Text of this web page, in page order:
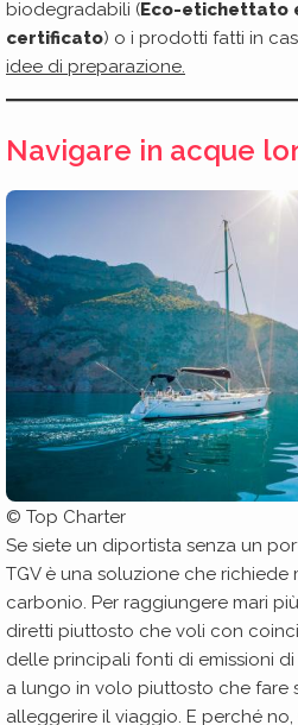
biodegradabili (Eco-etichettato
certificato) o i prodotti fatti in
idee di preparazione.
Navigare in acque
© Top Charter
Se siete un diportista senza un
TGV è una soluzione che richiede
carbonio. Per raggiungere mari
diretti piuttosto che voli con
delle principali fonti di emissioni
a lungo in volo piuttosto che fare
alleggerire il viaggio. E perché